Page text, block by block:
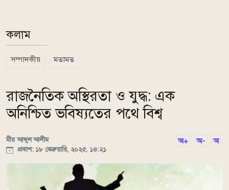
কলাম
সম্পাদকীয় মতামত
রাজনৈতিক অস্থিরতা ও যুদ্ধ: এক
অনিশ্চিত ভবিষ্যতের পথে বিশ্ব
মীর আব্দুল আলীম
প্রকাশ: ১৮ ফেব্রুয়ারি, ২০২৫, ১৪:২১
অ+ অ- অ